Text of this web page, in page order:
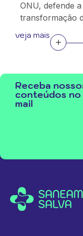
ONU, defende
transformação
veja mais
Receba
conteúdos no
mail